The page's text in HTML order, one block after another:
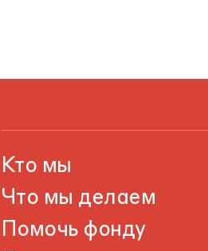
Кто мы
Что мы делаем
Помочь фонду